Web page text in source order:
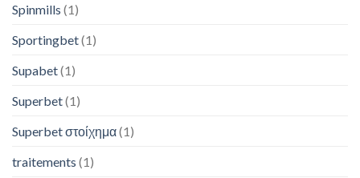
Spinmills (1)
Sportingbet(1)
Supabet(1)
Superbet(1)
Superbet στοίχημα(1)
traitements (1)